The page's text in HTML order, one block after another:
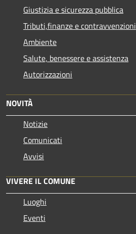
Giustizia e sicurezza pubblica
Tributi,finanze e contravvenzioni
Ambiente
Salute, benessere e assistenza
Autorizzazioni
NOVITÀ
Notizie
Comunicati
Avvisi
VIVERE IL COMUNE
Luoghi
Eventi